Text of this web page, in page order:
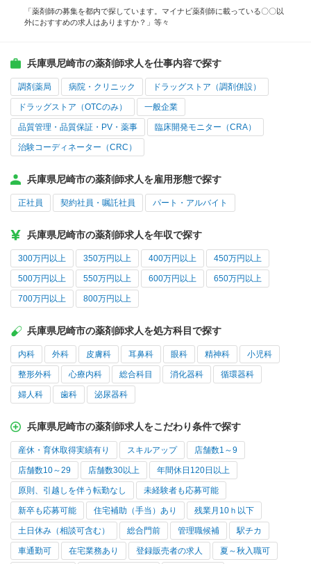
「薬剤師の募集を都内で探しています。マイナビ薬剤師に載っている〇〇以
外におすすめの求人はありますか？」等々
兵庫県尼崎市の薬剤師求人を仕事内容で探す
調剤薬局 病院・クリニック ドラッグストア（調剤併設）
ドラッグストア（OTCのみ） 一般企業
品質管理・品質保証・PV・薬事 臨床開発モニター（CRA）
治験コーディネーター（CRC）
兵庫県尼崎市の薬剤師求人を雇用形態で探す
正社員 契約社員・嘱託社員 パート・アルバイト
兵庫県尼崎市の薬剤師求人を年収で探す
300万円以上 350万円以上 400万円以上 450万円以上
500万円以上 550万円以上 600万円以上 650万円以上
700万円以上 800万円以上
兵庫県尼崎市の薬剤師求人を処方科目で探す
内科 外科 皮膚科 耳鼻科 眼科 精神科 小児科
整形外科 心療内科 総合科目 消化器科 循環器科
婦人科 歯科 泌尿器科
兵庫県尼崎市の薬剤師求人をこだわり条件で探す
産休・育休取得実績有り スキルアップ 店舗数1～9
店舗数10～29 店舗数30以上 年間休日120日以上
原則、引越しを伴う転勤なし 未経験者も応募可能
新卒も応募可能 住宅補助（手当）あり 残業月10ｈ以下
土日休み（相談可含む） 総合門前 管理職候補 駅チカ
車通勤可 在宅業務あり 登録販売者の求人 夏～秋入職可